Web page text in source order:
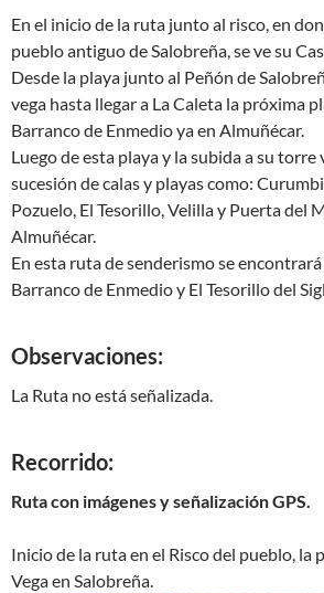
En el inicio de la ruta junto al risco, en
pueblo antiguo de Salobreña, se ve su
Desde la playa junto al Peñón de
vega hasta llegar a La Caleta la próxima
Barranco de Enmedio ya en Almuñécar.
Luego de esta playa y la subida a su torre
sucesión de calas y playas como:
Pozuelo, El Tesorillo, Velilla y Puerta del
Almuñécar.
En esta ruta de senderismo se
Barranco de Enmedio y El Tesorillo del
Observaciones:
La Ruta no está señalizada.
Recorrido:
Ruta con imágenes y señalización GPS.
Inicio de la ruta en el Risco del pueblo, la
Vega en Salobreña.